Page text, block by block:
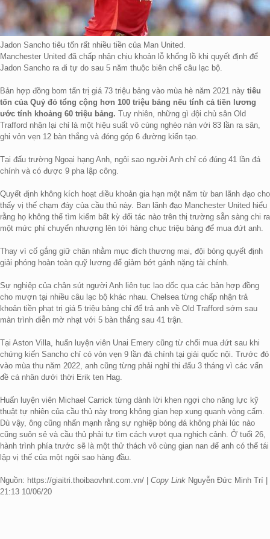
Jadon Sancho tiêu tốn rất nhiều tiền của Man United.
Manchester United đã chấp nhận chịu khoản lỗ khổng lồ khi quyết định để
Jadon Sancho ra đi tự do sau 5 năm thuộc biên chế câu lạc bộ.
Bản hợp đồng bom tấn trị giá 73 triệu bảng vào mùa hè năm 2021 này tiêu
tốn của Quỷ đỏ tổng cộng hơn 100 triệu bảng nếu tính cả tiền lương
ước tính khoảng 60 triệu bảng. Tuy nhiên, những gì đội chủ sân Old
Trafford nhận lại chỉ là một hiệu suất vô cùng nghèo nàn với 83 lần ra sân,
ghi vỏn vẹn 12 bàn thắng và đóng góp 6 đường kiến tạo.
Tại đấu trường Ngoại hạng Anh, ngôi sao người Anh chỉ có đúng 41 lần đá
chính và có được 9 pha lập công.
Quyết định không kích hoạt điều khoản gia hạn một năm từ ban lãnh đạo cho
thấy vị thế chạm đáy của cầu thủ này. Ban lãnh đạo Manchester United hiểu
rằng họ không thể tìm kiếm bất kỳ đối tác nào trên thị trường sẵn sàng chi ra
một mức phí chuyển nhượng lên tới hàng chục triệu bảng để mua đứt anh.
Thay vì cố gắng giữ chân nhằm mục đích thương mại, đội bóng quyết định
giải phóng hoàn toàn quỹ lương để giảm bớt gánh nặng tài chính.
Sự nghiệp của chân sút người Anh liên tục lao dốc qua các bản hợp đồng
cho mượn tại nhiều câu lạc bộ khác nhau. Chelsea từng chấp nhận trả
khoản tiền phạt trị giá 5 triệu bảng chỉ để trả anh về Old Trafford sớm sau
màn trình diễn mờ nhạt với 5 bàn thắng sau 41 trận.
Tại Aston Villa, huấn luyện viên Unai Emery cũng từ chối mua đứt sau khi
chứng kiến Sancho chỉ có vỏn vẹn 9 lần đá chính tại giải quốc nội. Trước đó
vào mùa thu năm 2022, anh cũng từng phải nghỉ thi đấu 3 tháng vì các vấn
đề cá nhân dưới thời Erik ten Hag.
Huấn luyện viên Michael Carrick từng dành lời khen ngợi cho năng lực kỹ
thuật tự nhiên của cầu thủ này trong không gian hẹp xung quanh vòng cấm.
Dù vậy, ông cũng nhấn mạnh rằng sự nghiệp bóng đá không phải lúc nào
cũng suôn sẻ và cầu thủ phải tự tìm cách vượt qua nghịch cảnh. Ở tuổi 26,
hành trình phía trước sẽ là một thử thách vô cùng gian nan để anh có thể tái
lập vị thế của một ngôi sao hàng đầu.
Nguồn: https://giaitri.thoibaovhnt.com.vn/ | Copy Link Nguyễn Đức Minh Trí |
21:13 10/06/20